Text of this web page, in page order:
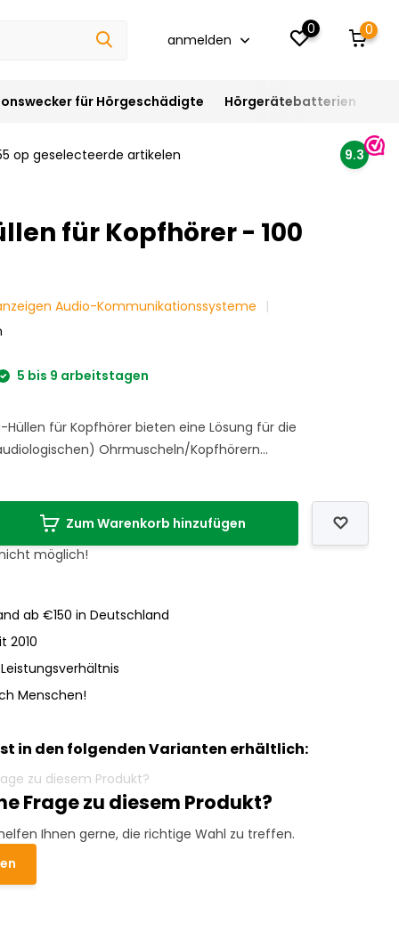
anmelden
0 0
für Hörgeschädigte Hörgerätebatterien
op geselecteerde artikelen 9.3
für Kopfhörer - 100
Audio-Kommunikationssysteme
5 bis 9 arbeitstagen
Hüllen für Kopfhörer bieten eine Lösung für die
Ohrmuscheln/Kopfhörern...
Zum Warenkorb hinzufügen
möglich!
ab €150 in Deutschland
2010
Menschen!
in den folgenden Varianten erhältlich:
Frage zu diesem Produkt?
Ihnen gerne, die richtige Wahl zu treffen.